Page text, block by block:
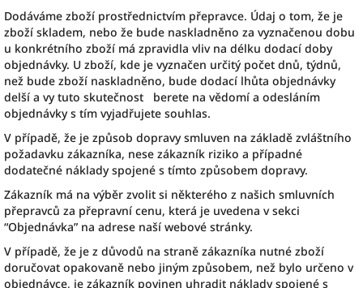
Dodáváme zboží prostřednictvím přepravce. Údaj o tom, že je
zboží skladem, nebo že bude naskladněno za vyznačenou dobu
u konkrétního zboží má zpravidla vliv na délku dodací doby
objednávky. U zboží, kde je vyznačen určitý počet dnů, týdnů,
než bude zboží naskladněno, bude dodací lhůta objednávky
delší a vy tuto skutečnost berete na vědomí a odesláním
objednávky s tím vyjadřujete souhlas.
V případě, že je způsob dopravy smluven na základě zvláštního
požadavku zákazníka, nese zákazník riziko a případné
dodatečné náklady spojené s tímto způsobem dopravy.
Zákazník má na výběr zvolit si některého z našich smluvních
přepravců za přepravní cenu, která je uvedena v sekci
“Objednávka” na adrese naší webové stránky.
V případě, že je z důvodů na straně zákazníka nutné zboží
doručovat opakovaně nebo jiným způsobem, než bylo určeno v
objednávce, je zákazník povinen uhradit náklady spojené s